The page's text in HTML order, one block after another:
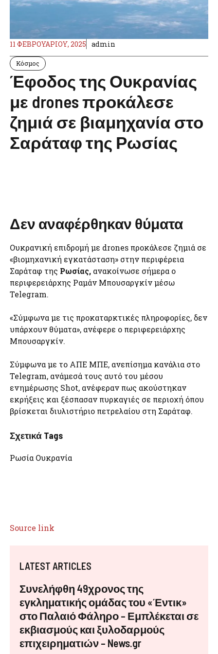
11 ΦΕΒΡΟΥΑΡΊΟΥ, 2025 admin
Κόσμος
Έφοδος της Ουκρανίας
με drones προκάλεσε
ζημιά σε βιαμηχανία στο
Σαράταφ της Ρωσίας
Δεν αναφέρθηκαν θύματα
Ουκρανική επιδρομή με drones προκάλεσε ζημιά σε
«βιομηχανική εγκατάσταση» στην περιφέρεια
Σαράταφ της Ρωσίας, ανακοίνωσε σήμερα ο
περιφερειάρχης Ραμάν Μπουσαργκίν μέσω
Telegram.
«Σύμφωνα με τις προκαταρκτικές πληροφορίες, δεν
υπάρχουν θύματα», ανέφερε ο περιφερειάρχης
Μπουσαργκίν.
Σύμφωνα με το ΑΠΕ ΜΠΕ, ανεπίσημα κανάλια στο
Telegram, ανάμεσά τους αυτό του μέσου
ενημέρωσης Shot, ανέφεραν πως ακούστηκαν
εκρήξεις και ξέσπασαν πυρκαγιές σε περιοχή όπου
βρίσκεται διυλιστήριο πετρελαίου στη Σαράταφ.
Σχετικά Tags
Ρωσία Ουκρανία
Source link
LATEST ARTICLES
Συνελήφθη 49χρονος της
εγκληματικής ομάδας του «Έντικ»
στο Παλαιό Φάληρο – Εμπλέκεται σε
εκβιασμούς και ξυλοδαρμούς
επιχειρηματιών – News.gr